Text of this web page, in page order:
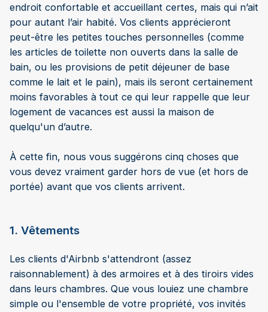
endroit confortable et accueillant certes, mais qui n’ait
pour autant l’air habité. Vos clients apprécieront
peut-être les petites touches personnelles (comme
les articles de toilette non ouverts dans la salle de
bain, ou les provisions de petit déjeuner de base
comme le lait et le pain), mais ils seront certainement
moins favorables à tout ce qui leur rappelle que leur
logement de vacances est aussi la maison de
quelqu'un d’autre.
À cette fin, nous vous suggérons cinq choses que
vous devez vraiment garder hors de vue (et hors de
portée) avant que vos clients arrivent.
1. Vêtements
Les clients d'Airbnb s'attendront (assez
raisonnablement) à des armoires et à des tiroirs vides
dans leurs chambres. Que vous louiez une chambre
simple ou l'ensemble de votre propriété, vos invités